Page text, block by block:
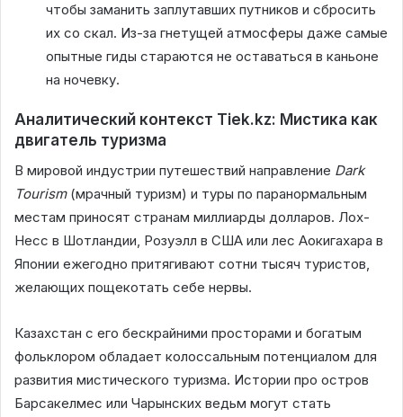
чтобы заманить заплутавших путников и сбросить
их со скал. Из-за гнетущей атмосферы даже самые
опытные гиды стараются не оставаться в каньоне
на ночевку.
Аналитический контекст Tiek.kz: Мистика как
двигатель туризма
В мировой индустрии путешествий направление Dark
Tourism(мрачный туризм) и туры по паранормальным
местам приносят странам миллиарды долларов. Лох-
Несс в Шотландии, Розуэлл в США или лес Аокигахара в
Японии ежегодно притягивают сотни тысяч туристов,
желающих пощекотать себе нервы.
Казахстан с его бескрайними просторами и богатым
фольклором обладает колоссальным потенциалом для
развития мистического туризма. Истории про остров
Барсакелмес или Чарынских ведьм могут стать